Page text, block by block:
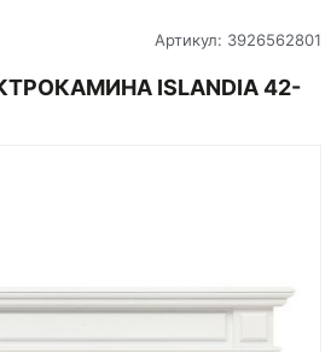
Артикул: 3926562801
ISLANDIA 42-